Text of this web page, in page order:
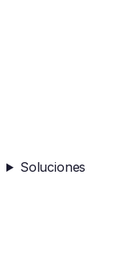
Soluciones